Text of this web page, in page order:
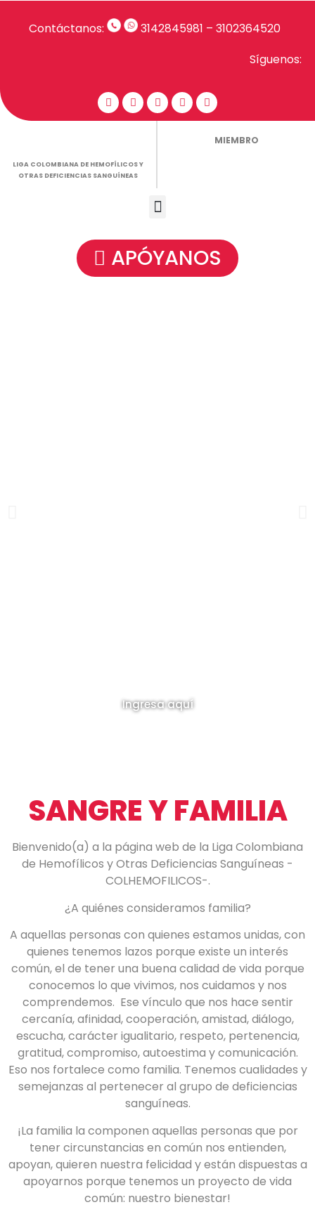
Contáctanos: 3142845981 – 3102364520
Síguenos:
LIGA COLOMBIANA DE HEMOFÍLICOS Y
OTRAS DEFICIENCIAS SANGUÍNEAS
MIEMBRO
APÓYANOS
Ingresa aquí
SANGRE Y FAMILIA
Bienvenido(a) a la página web de la Liga Colombiana
de Hemofílicos y Otras Deficiencias Sanguíneas -
COLHEMOFILICOS-.
¿A quiénes consideramos familia?
A aquellas personas con quienes estamos unidas, con
quienes tenemos lazos porque existe un interés
común, el de tener una buena calidad de vida porque
conocemos lo que vivimos, nos cuidamos y nos
comprendemos. Ese vínculo que nos hace sentir
cercanía, afinidad, cooperación, amistad, diálogo,
escucha, carácter igualitario, respeto, pertenencia,
gratitud, compromiso, autoestima y comunicación.
Eso nos fortalece como familia. Tenemos cualidades y
semejanzas al pertenecer al grupo de deficiencias
sanguíneas.
¡La familia la componen aquellas personas que por
tener circunstancias en común nos entienden,
apoyan, quieren nuestra felicidad y están dispuestas a
apoyarnos porque tenemos un proyecto de vida
común: nuestro bienestar!